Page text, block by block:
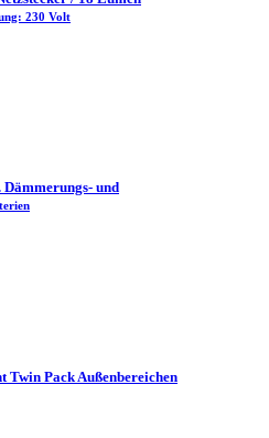
230 Volt
und
Pack Außenbereichen